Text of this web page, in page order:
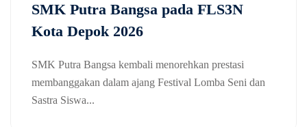
SMK Putra Bangsa pada FLS3N
Kota Depok 2026
SMK Putra Bangsa kembali menorehkan prestasi
membanggakan dalam ajang Festival Lomba Seni dan
Sastra Siswa...